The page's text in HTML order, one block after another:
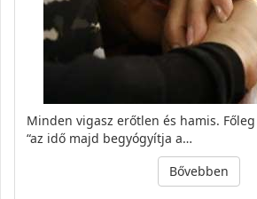
Minden vigasz erőtlen és hamis.
“az idő majd begyógyítja a…
Bővebben